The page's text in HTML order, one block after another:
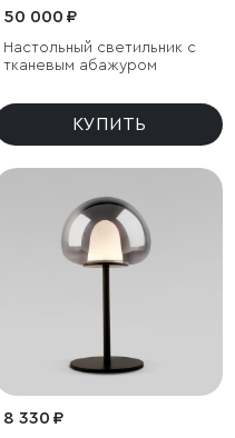
50 000 ₽
Настольный светильник с
тканевым абажуром
КУПИТЬ
8 330 ₽